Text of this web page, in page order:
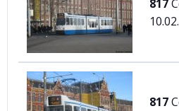
817
817